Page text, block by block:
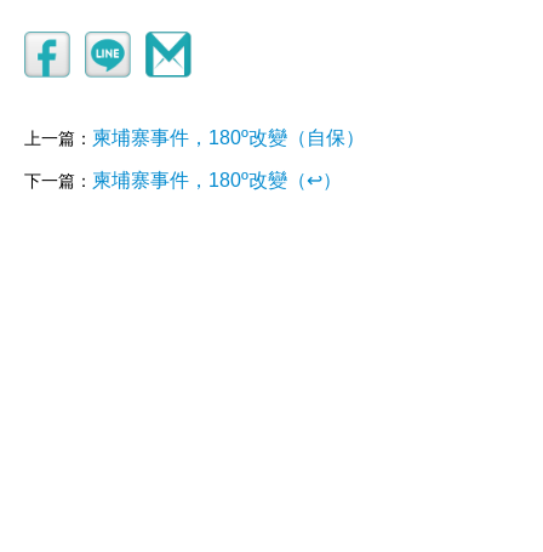
上一篇： 柬埔寨事件，180º改變（自保）
下一篇： 柬埔寨事件，180º改變（↩️）